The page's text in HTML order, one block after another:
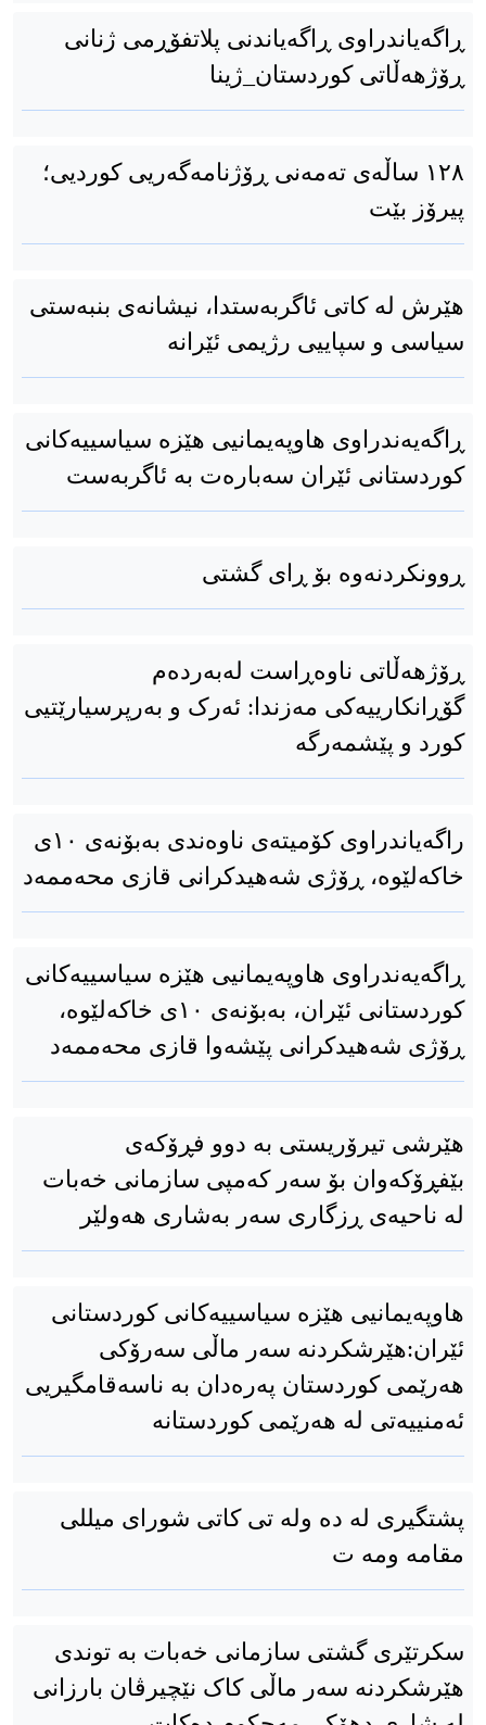
ڕاگەیاندراوی ڕاگەیاندنی پلاتفۆڕمی ژنانی
ڕۆژهەڵاتی کوردستان_ژینا
١٢٨ ساڵەی تەمەنی ڕۆژنامەگەریی کوردیی؛
پیرۆز بێت
هێرش لە کاتی ئاگربەستدا، نیشانەی بنبەستی
سیاسی و سپاییی رژیمی ئێرانە
ڕاگەیەندراوی هاوپەیمانیی هێزە سیاسییەکانی
کوردستانی ئێران سەبارەت بە ئاگربەست
ڕوونکردنەوە بۆ ڕای گشتی
ڕۆژهەڵاتی ناوەڕاست لەبەردەم
گۆڕانکارییەکی مەزندا: ئەرک و بەرپرسیارێتیی
کورد و پێشمەرگە
راگەیاندراوی کۆمیتەی ناوەندی بەبۆنەی ١٠ی
خاکەلێوە، ڕۆژی شەهیدكرانی قازی محەممەد
ڕاگەیەندراوی هاوپەیمانیی هێزە سیاسییەکانی
کوردستانی ئێران، بەبۆنەی ١٠ی خاکەلێوە،
ڕۆژی شەهیدکرانی پێشەوا قازی محەممەد
هێرشی تیرۆریستی بە دوو فڕۆکەی
بێفڕۆکەوان بۆ سەر که‌مپی سازمانی خه‌بات
له‌ ناحیه‌ی ڕزگاری سه‌ر به‌شاری هه‌ولێر
هاوپەیمانیی هێزە سیاسییەکانی کوردستانی
ئێران:هێرشکردنە سەر ماڵی سەرۆکی
هەرێمی کوردستان پەرەدان بە ناسەقامگیریی
ئەمنییەتی لە هەرێمی کوردستانە
پشتگیری له ده وله تی کاتی شورای میللی
مقامه ومه ت
سکرتێری گشتی سازمانی خەبات بە توندی
هێرشکردنە سەر ماڵی کاک نێچیرڤان بارزانی